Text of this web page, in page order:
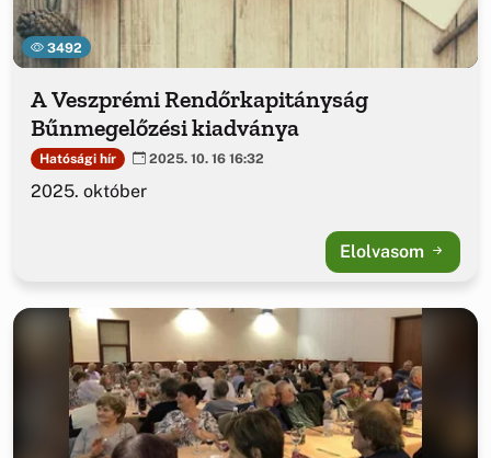
3492
A Veszprémi Rendőrkapitányság
Bűnmegelőzési kiadványa
Hatósági hír 2025. 10. 16 16:32
2025. október
Elolvasom